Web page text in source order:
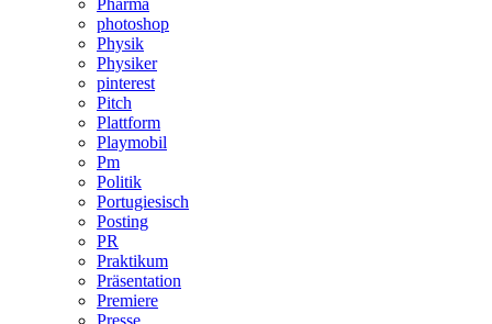
photoshop
Physik
Physiker
pinterest
Pitch
Plattform
Playmobil
Pm
Politik
Portugiesisch
Posting
PR
Praktikum
Präsentation
Premiere
Presse